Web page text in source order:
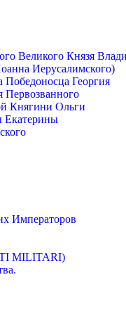
Великого Князя
Иерусалимского)
Георгия
Первозванного
Княгини Ольги
Екатерины
Императоров
MILITARI)